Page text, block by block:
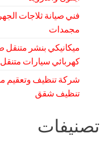
مجمدات
كهربائي سيارات متنقل
تنظيف شقق
تصنيفات